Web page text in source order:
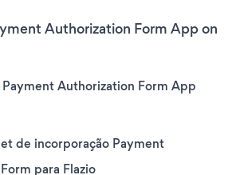
Authorization Form App on
Authorization Form App
de incorporação Payment
para Flazio